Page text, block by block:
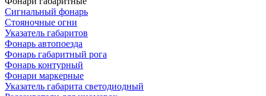
Сигнальный фонарь
Стояночные огни
Указатель габаритов
Фонарь автопоезда
Фонарь габаритный рога
Фонарь контурный
Фонари маркерные
Указатель габарита светодиодный